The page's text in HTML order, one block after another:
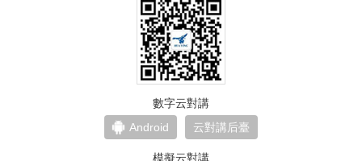
數字云對講
Android
云對講后臺
模擬云對講